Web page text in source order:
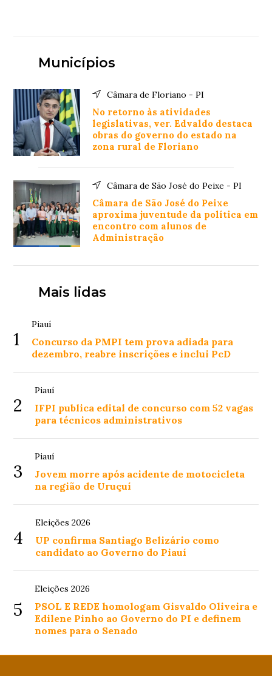
Municípios
Câmara de Floriano - PI
No retorno às atividades
legislativas, ver. Edvaldo destaca
obras do governo do estado na
zona rural de Floriano
Câmara de São José do Peixe - PI
Câmara de São José do Peixe
aproxima juventude da política em
encontro com alunos de
Administração
Mais lidas
1
Piauí
Concurso da PMPI tem prova adiada para
dezembro, reabre inscrições e inclui PcD
2
Piauí
IFPI publica edital de concurso com 52 vagas
para técnicos administrativos
3
Piauí
Jovem morre após acidente de motocicleta
na região de Uruçuí
4
Eleições 2026
UP confirma Santiago Belizário como
candidato ao Governo do Piauí
5
Eleições 2026
PSOL E REDE homologam Gisvaldo Oliveira e
Edilene Pinho ao Governo do PI e definem
nomes para o Senado